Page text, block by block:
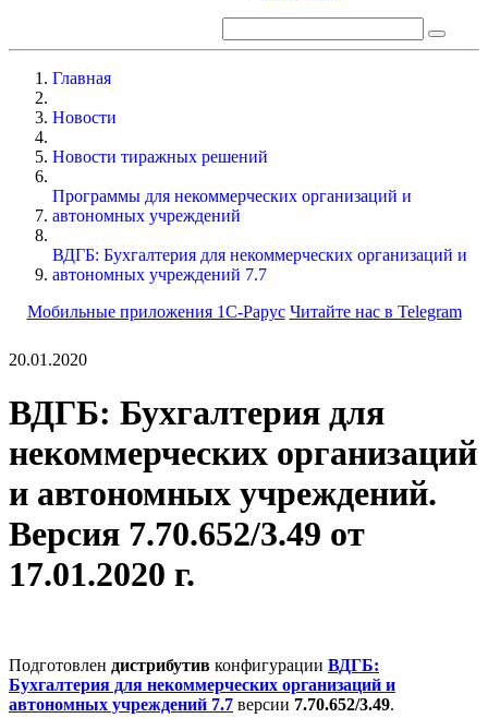
Главная
Новости
Новости тиражных решений
Программы для некоммерческих организаций и
автономных учреждений
ВДГБ: Бухгалтерия для некоммерческих организаций и
автономных учреждений 7.7
Мобильные приложения 1С-Рарус Читайте нас в Telegram
20.01.2020
ВДГБ: Бухгалтерия для
некоммерческих организаций
и автономных учреждений.
Версия 7.70.652/3.49 от
17.01.2020 г.
Подготовлен дистрибутив конфигурации ВДГБ:
Бухгалтерия для некоммерческих организаций и
автономных учреждений 7.7 версии 7.70.652/3.49.